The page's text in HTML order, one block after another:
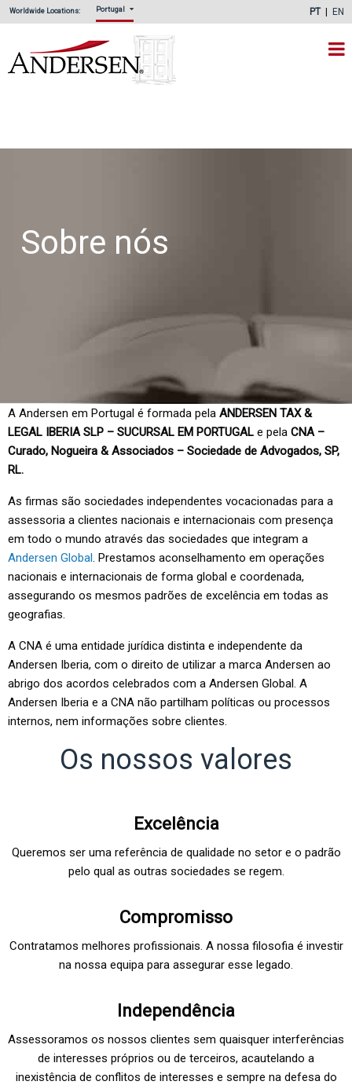
Worldwide Locations: Portugal PT EN
Sobre nós
A Andersen em Portugal é formada pela ANDERSEN TAX &
LEGAL IBERIA SLP – SUCURSAL EM PORTUGAL e pela CNA –
Curado, Nogueira & Associados – Sociedade de Advogados, SP,
RL.
As firmas são sociedades independentes vocacionadas para a
assessoria a clientes nacionais e internacionais com presença
em todo o mundo através das sociedades que integram a
Andersen Global. Prestamos aconselhamento em operações
nacionais e internacionais de forma global e coordenada,
assegurando os mesmos padrões de excelência em todas as
geografias.
A CNA é uma entidade jurídica distinta e independente da
Andersen Iberia, com o direito de utilizar a marca Andersen ao
abrigo dos acordos celebrados com a Andersen Global. A
Andersen Iberia e a CNA não partilham políticas ou processos
internos, nem informações sobre clientes.
Os nossos valores
Excelência
Queremos ser uma referência de qualidade no setor e o padrão
pelo qual as outras sociedades se regem.
Compromisso
Contratamos melhores profissionais. A nossa filosofia é investir
na nossa equipa para assegurar esse legado.
Independência
Assessoramos os nossos clientes sem quaisquer interferências
de interesses próprios ou de terceiros, acautelando a
inexistência de conflitos de interesses e sempre na defesa do